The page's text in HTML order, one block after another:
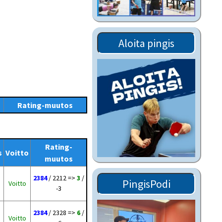
Rating-muutos
Voitto
Rating-
muutos
Voitto
2384/ 2212 => 3 /
-3
Voitto
2384/ 2328 => 6/
Aloita pingis
PingisPodi